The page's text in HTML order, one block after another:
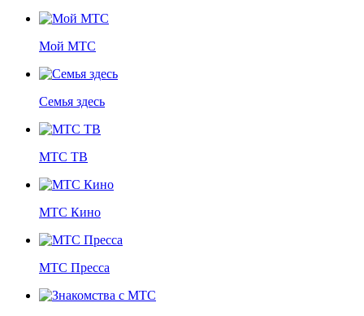
Мой МТС
Семья здесь
МТС ТВ
МТС Кино
МТС Пресса